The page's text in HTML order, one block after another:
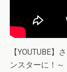
【YOUTUBE
ンスターに！～